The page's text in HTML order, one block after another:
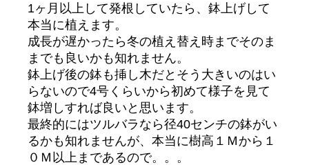
1ヶ月以上して発根していたら、鉢上げして
本当に植えます。
成長が遅かったら冬の植え替え時までそのま
までも良いかも知れません。
鉢上げ後の鉢も挿し木だとそう大きいのはい
らないので4号くらいから初めて様子を見て
鉢増しすれば良いと思います。
最終的にはツルバラなら径40センチの鉢がい
るかも知れませんが、本当に樹高１Ｍから１
０Ｍ以上まであるので。。。